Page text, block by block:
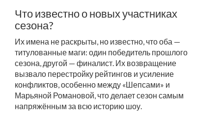
Что известно о новых участниках
сезона?
Их имена не раскрыты, но известно, что оба —
титулованные маги: один победитель прошлого
сезона, другой — финалист. Их возвращение
вызвало перестройку рейтингов и усиление
конфликтов, особенно между «Шепсами» и
Марьяной Романовой, что делает сезон самым
напряжённым за всю историю шоу.